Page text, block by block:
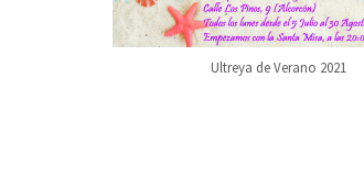
Ultreya de Verano 2021